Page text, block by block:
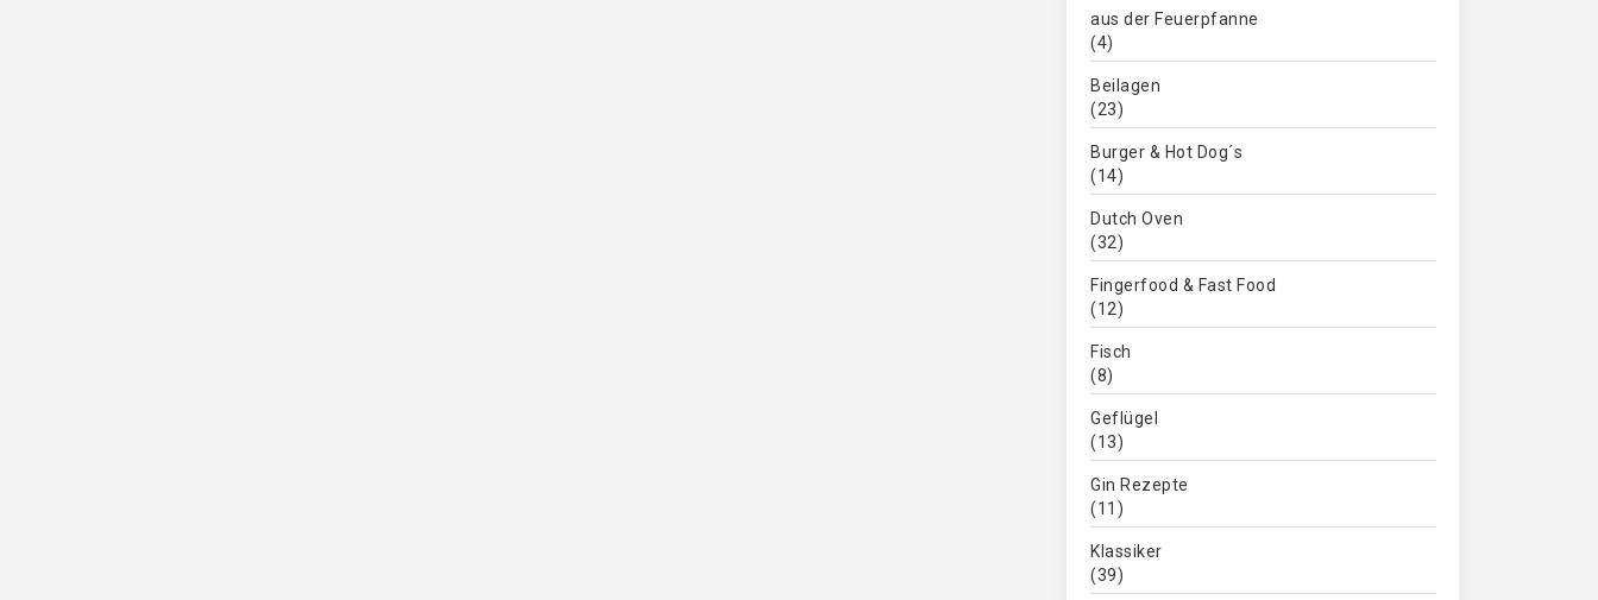
aus der Feuerpfanne
(4)
Beilagen
(23)
Burger & Hot Dog´s
(14)
Dutch Oven
(32)
Fingerfood & Fast Food
(12)
Fisch
(8)
Geflügel
(13)
Gin Rezepte
(11)
Klassiker
(39)